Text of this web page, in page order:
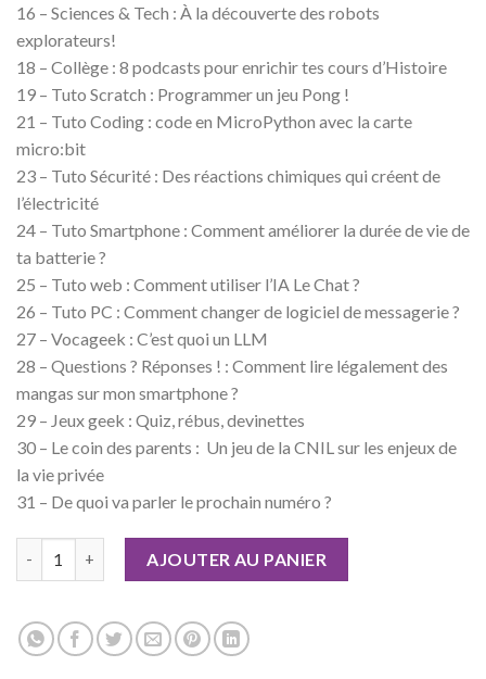
16 – Sciences & Tech : À la découverte des robots
explorateurs!
18 – Collège : 8 podcasts pour enrichir tes cours d’Histoire
19 – Tuto Scratch : Programmer un jeu Pong !
21 – Tuto Coding : code en MicroPython avec la carte
micro:bit
23 – Tuto Sécurité : Des réactions chimiques qui créent de
l’électricité
24 – Tuto Smartphone : Comment améliorer la durée de vie de
ta batterie ?
25 – Tuto web : Comment utiliser l’IA Le Chat ?
26 – Tuto PC : Comment changer de logiciel de messagerie ?
27 – Vocageek : C’est quoi un LLM
28 – Questions ? Réponses ! : Comment lire légalement des
mangas sur mon smartphone ?
29 – Jeux geek : Quiz, rébus, devinettes
30 – Le coin des parents : Un jeu de la CNIL sur les enjeux de
la vie privée
31 – De quoi va parler le prochain numéro ?
AJOUTER AU PANIER